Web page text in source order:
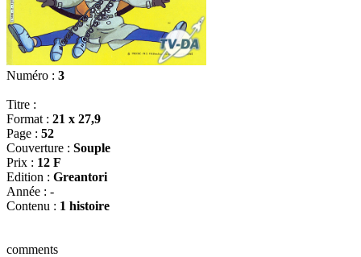
Numéro : 3
Titre :
Format : 21 x 27,9
Page : 52
Couverture : Souple
Prix : 12 F
Edition : Greantori
Année : -
Contenu : 1 histoire
comments